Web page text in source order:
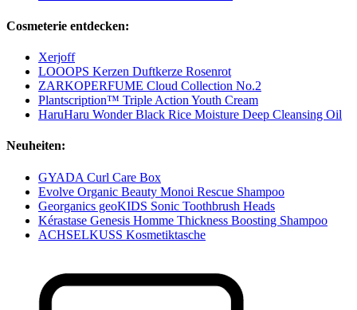
Cosmeterie entdecken:
Xerjoff
LOOOPS Kerzen Duftkerze Rosenrot
ZARKOPERFUME Cloud Collection No.2
Plantscription™ Triple Action Youth Cream
HaruHaru Wonder Black Rice Moisture Deep Cleansing Oil
Neuheiten:
GYADA Curl Care Box
Evolve Organic Beauty Monoi Rescue Shampoo
Georganics geoKIDS Sonic Toothbrush Heads
Kérastase Genesis Homme Thickness Boosting Shampoo
ACHSELKUSS Kosmetiktasche